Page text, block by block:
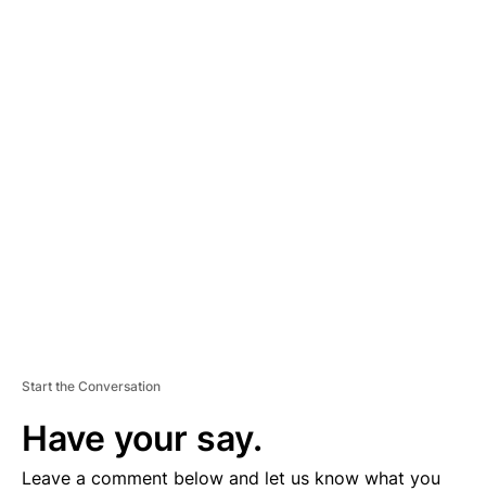
Start the Conversation
Have your say.
Leave a comment below and let us know what you